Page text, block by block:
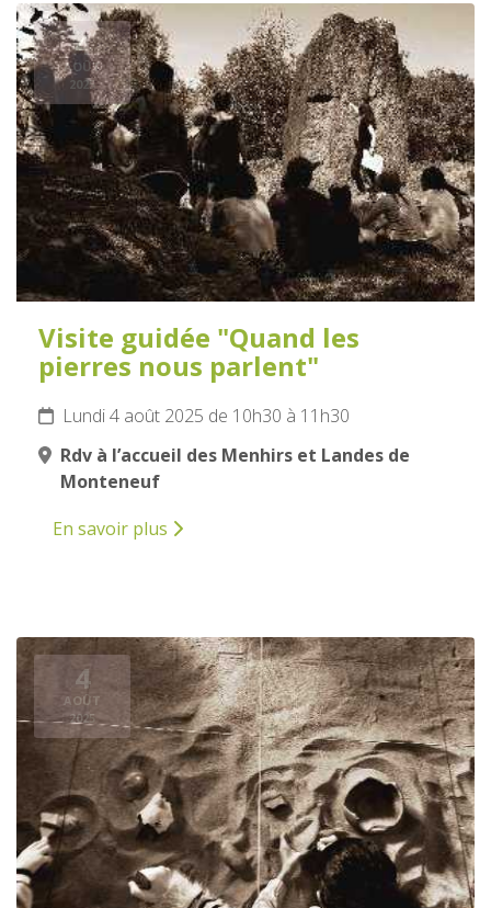
4
AOÛT
2025
Visite guidée "Quand les
pierres nous parlent"
Lundi 4 août 2025 de 10h30 à 11h30
Rdv à l’accueil des Menhirs et Landes de
Monteneuf
En savoir plus
4
AOÛT
2025